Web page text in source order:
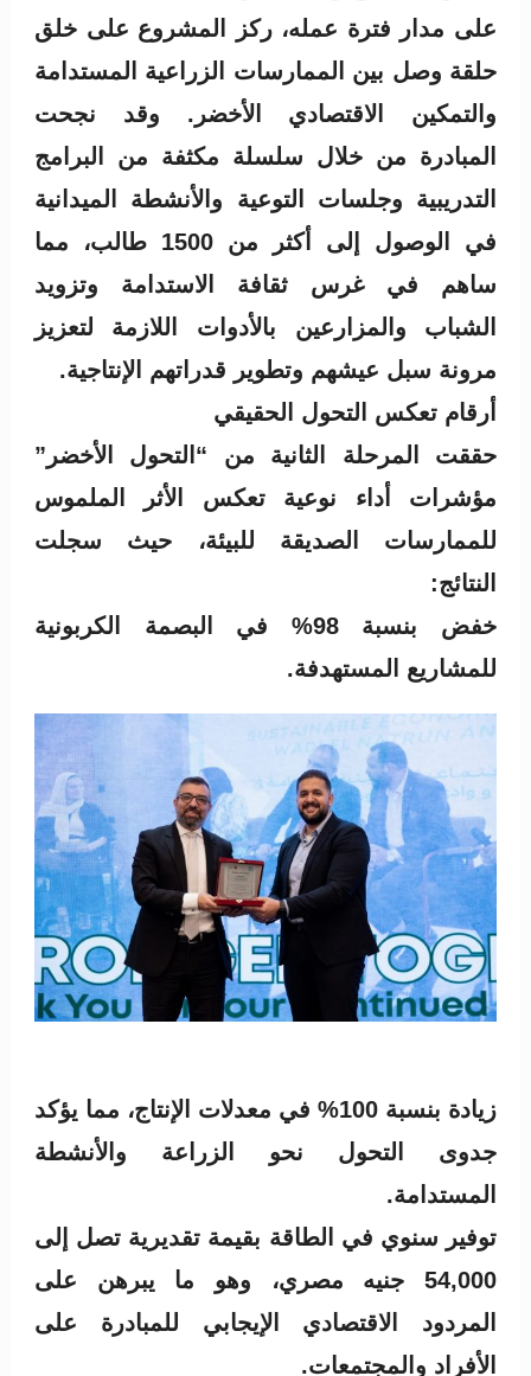
على مدار فترة عمله، ركز المشروع على خلق
حلقة وصل بين الممارسات الزراعية المستدامة
والتمكين الاقتصادي الأخضر. وقد نجحت
المبادرة من خلال سلسلة مكثفة من البرامج
التدريبية وجلسات التوعية والأنشطة الميدانية
في الوصول إلى أكثر من 1500 طالب، مما
ساهم في غرس ثقافة الاستدامة وتزويد
الشباب والمزارعين بالأدوات اللازمة لتعزيز
مرونة سبل عيشهم وتطوير قدراتهم الإنتاجية.
أرقام تعكس التحول الحقيقي
حققت المرحلة الثانية من “التحول الأخضر”
مؤشرات أداء نوعية تعكس الأثر الملموس
للممارسات الصديقة للبيئة، حيث سجلت
النتائج:
خفض بنسبة 98% في البصمة الكربونية
للمشاريع المستهدفة.
زيادة بنسبة 100% في معدلات الإنتاج، مما يؤكد
جدوى التحول نحو الزراعة والأنشطة
المستدامة.
توفير سنوي في الطاقة بقيمة تقديرية تصل إلى
54,000 جنيه مصري، وهو ما يبرهن على
المردود الاقتصادي الإيجابي للمبادرة على
الأفراد والمجتمعات.